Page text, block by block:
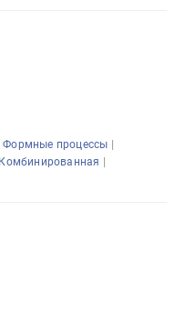
Формные процессы |
Комбинированная |